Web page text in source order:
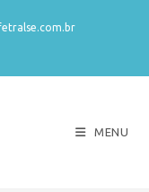
MENU